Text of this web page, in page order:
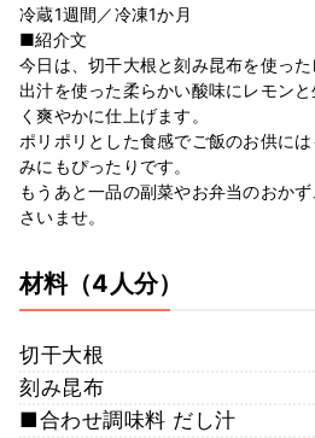
冷蔵1週間／冷凍1か月
■紹介文
今日は、切干大根と刻み昆布を使った
出汁を使った柔らかい酸味にレモン
く爽やかに仕上げます。
ポリポリとした食感でご飯のお供に
みにもぴったりです。
もうあと一品の副菜やお弁当のおか
さいませ。
材料（4人分）
切干大根
刻み昆布
■合わせ調味料 だし汁